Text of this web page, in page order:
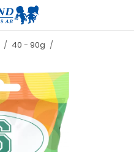
/ 40 - 90g /